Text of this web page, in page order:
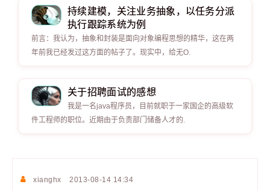
持续建模，关注业务抽象，以任务分派
执行跟踪系统为例
前言：我认为，抽象和封装是面向对象编程思想的精华，这在两
年前我已经发过这方面的帖子了。现实中，给无O.
关于招聘面试的感想
我是一名java程序员，目前就职于一家国企的高级软
件工程师的职位。近期由于负责部门储备人才的.
xianghx 2013-08-14 14:34